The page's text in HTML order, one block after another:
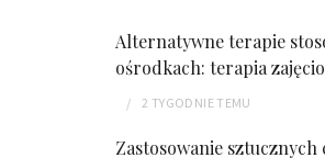
Alternatywne terapie
ośrodkach: terapia
2 TYGODNIE TEMU
Zastosowanie